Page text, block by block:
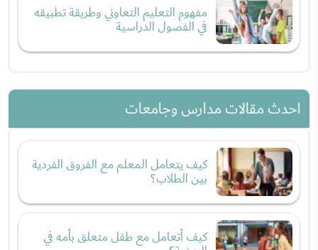
مفهوم التعليم التعاوني وطريقة تطبيقه
في الفصول الدراسية
احدث مقالات مدارس وجامعات
كيف يتعامل المعلم مع الفروق الفردية
بين الطلاب؟
كيف أتعامل مع طفل متعلق بأمه في